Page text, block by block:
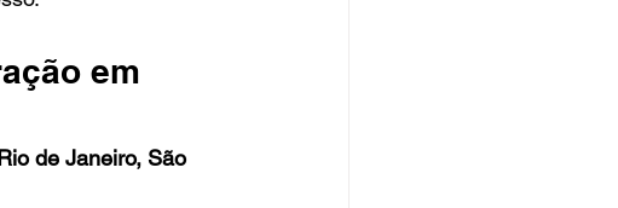
em
de Janeiro, São